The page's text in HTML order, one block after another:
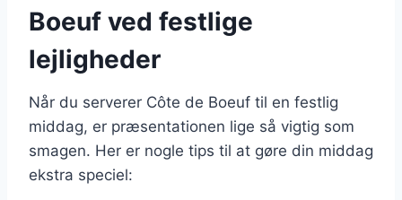
Boeuf ved festlige
lejligheder
Når du serverer Côte de Boeuf til en festlig
middag, er præsentationen lige så vigtig som
smagen. Her er nogle tips til at gøre din middag
ekstra speciel: